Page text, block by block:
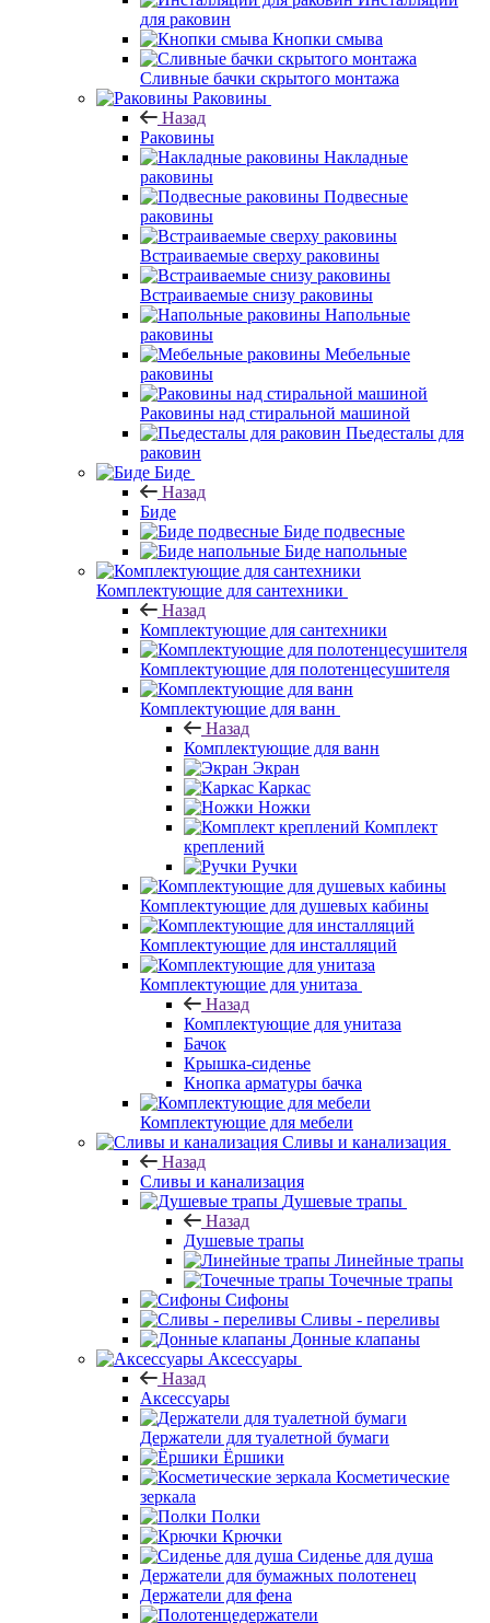
для раковин
Кнопки смыва
Сливные бачки скрытого монтажа
Раковины
Назад
Раковины
Накладные
раковины
Подвесные
раковины
Встраиваемые сверху раковины
Встраиваемые снизу раковины
Напольные
раковины
Мебельные
раковины
Раковины над стиральной машиной
Пьедесталы для
раковин
Биде
Назад
Биде
Биде подвесные
Биде напольные
Комплектующие для сантехники
Назад
Комплектующие для сантехники
Комплектующие для полотенцесушителя
Комплектующие для ванн
Назад
Комплектующие для ванн
Экран
Каркас
Ножки
Комплект
креплений
Ручки
Комплектующие для душевых кабины
Комплектующие для инсталляций
Комплектующие для унитаза
Назад
Комплектующие для унитаза
Бачок
Крышка-сиденье
Кнопка арматуры бачка
Комплектующие для мебели
Сливы и канализация
Назад
Сливы и канализация
Душевые трапы
Назад
Душевые трапы
Линейные трапы
Точечные трапы
Сифоны
Сливы - переливы
Донные клапаны
Аксессуары
Назад
Аксессуары
Держатели для туалетной бумаги
Ёршики
Косметические
зеркала
Полки
Крючки
Сиденье для душа
Держатели для бумажных полотенец
Держатели для фена